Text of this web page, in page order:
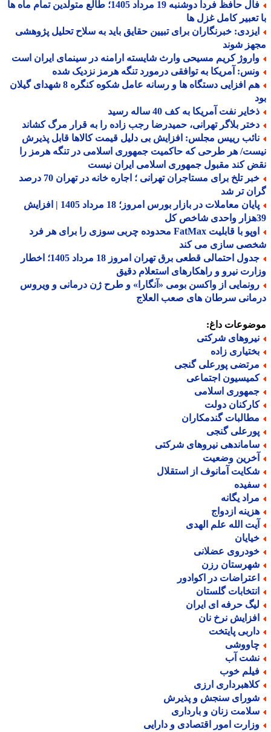
فال حافظ فردا دوشنبه 19 مرداد 1405؛ طالع متولدین تمام ماه ها
کامل غزل ها
خبرنگاران برای تبیین حقایق باید به سلاح تحلیل پژوهشی
شوند
کریم مسیحی وارث شایسته ارامنه در سینمای ایران است
آمریکا به توافقی درمورد تنگه هرمز نزدیک شده
هم افزایی دستگاه ها و رسانه عامل شکوه کنگره 8 شهدای گیلان
نفت آمریکا به کف 40 ساله رسید
بلاگر تهرانی، حمیدرضا رجب زاده را به قرار مرگ کشاند
رییس مجلس: افزایش بی دلیل قیمت کالاها قابل پذیرش
هر طرحی که حاکمیت جمهوری اسلامی در تنگه هرمز را
کند مقبول جمهوری اسلامی ایران نیست
خبر تلخ برای مستاجران تهرانی ؛ اجاره خانه در تهران 70 درصد
تر شد
پایان معاملات در بازار بورس امروز؛ 18 مرداد 1405 | افزایش
اوپو با قابلیت FatMax محدوده چربی سوزی را برای هر فرد
سازی می کند
جدول احتمالی قطعی برق تهران امروز 18 مرداد 1405؛ اخطار
نیرو و راهکارهای استعلام دقیق
از واکسن بومی «آنگارا» و طرح ژن درمانی و ویروس
سرطان های صعب العلاج
داغ:
شرکتی
زاده
پورعلی گنجی
اجتماعی
اسلامی
دولت
گندمکاران
گنجی
نیروهای شرکتی
وضعیت
آمانوف از استقلال
یگانه
ازدواج
الله علم الهدی
عضلانی
رزن
در اکوادور
گلستان
حرفه ای ایران
نرخ نان
پایتخت
آب
خوب
ارزی
سنجش و پذیرش
زنان و بارداری
امور اقتصادی و دارایی